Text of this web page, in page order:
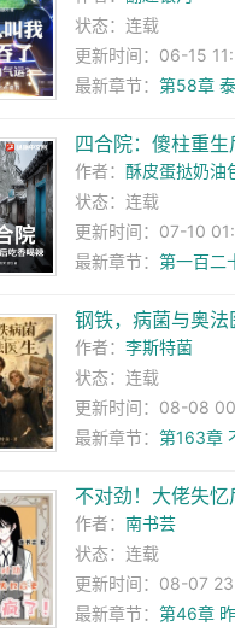
状态：连载
更新时间：06-15
最新章节： 第58章
四合院：傻柱重
作者： 酥皮蛋挞奶油
状态：连载
更新时间：07-10
最新章节： 第一百二
钢铁，病菌与奥法
作者： 李斯特菌
状态：连载
更新时间：08-08
最新章节： 第163章
不对劲！大佬失忆
作者： 南书芸
状态：连载
更新时间：08-07
最新章节： 第46章 昨